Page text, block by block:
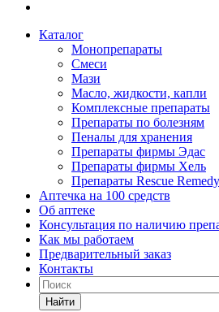
Каталог
Монопрепараты
Смеси
Мази
Масло, жидкости, капли
Комплексные препараты
Препараты по болезням
Пеналы для хранения
Препараты фирмы Эдас
Препараты фирмы Хель
Препараты Rescue
Аптечка на 100 средств
Об аптеке
Консультация по наличию
Как мы работаем
Предварительный заказ
Контакты
Найти